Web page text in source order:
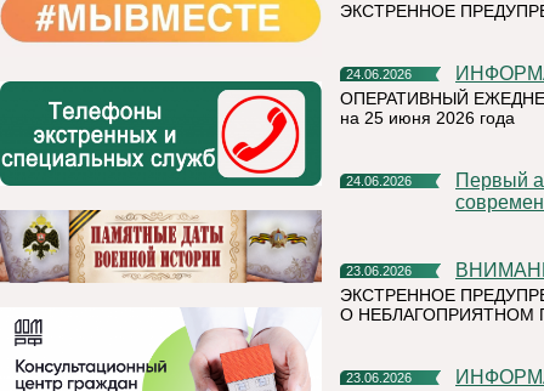
ЭКСТРЕННОЕ
24.06.2026
ОПЕРАТИВНЫЙ
на 25 июня 2026 года
24.06.2026
Первый алюминиевый завод РУСАЛа полностью перешел на
23.06.2026
ЭКСТРЕННОЕ
О НЕБЛАГОПРИЯТНОМ
23.06.2026